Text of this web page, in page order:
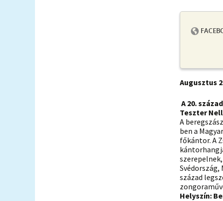
Augusztus
A 20.
Teszter
A
ben a
főkántor. A
század
Helyszín: